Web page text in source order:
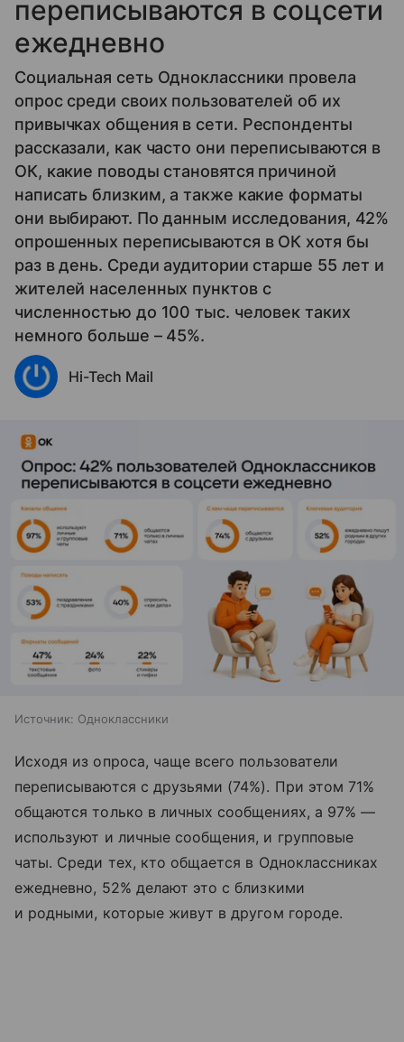
переписываются в соцсети
ежедневно
Социальная сеть Одноклассники провела
опрос среди своих пользователей об их
привычках общения в сети. Респонденты
рассказали, как часто они переписываются в
ОК, какие поводы становятся причиной
написать близким, а также какие форматы
они выбирают. По данным исследования, 42%
опрошенных переписываются в ОК хотя бы
раз в день. Среди аудитории старше 55 лет и
жителей населенных пунктов с
численностью до 100 тыс. человек таких
немного больше – 45%.
Hi-Tech Mail
Источник: Одноклассники
Исходя из опроса, чаще всего пользователи
переписываются с друзьями (74%). При этом 71%
общаются только в личных сообщениях, а 97% —
используют и личные сообщения, и групповые
чаты. Среди тех, кто общается в Одноклассниках
ежедневно, 52% делают это с близкими
и родными, которые живут в другом городе.